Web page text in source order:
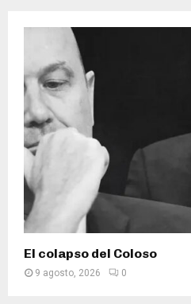
El colapso del Coloso
9 agosto, 2026 0